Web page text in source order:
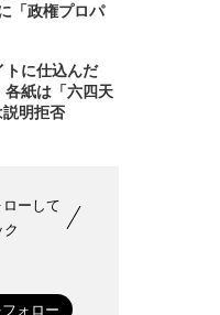
「政権プロパ
トに仕込んだ
紙は「六四天
明拒否
ーして